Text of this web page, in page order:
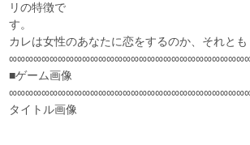
リの特徴で
す。
カレは女性のあなたに恋をするのか、それとも
■ゲーム画像
タイトル画像